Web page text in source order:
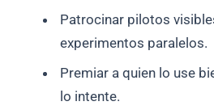
Patrocinar pilotos
experimentos paralelos.
Premiar a quien lo use
lo intente.